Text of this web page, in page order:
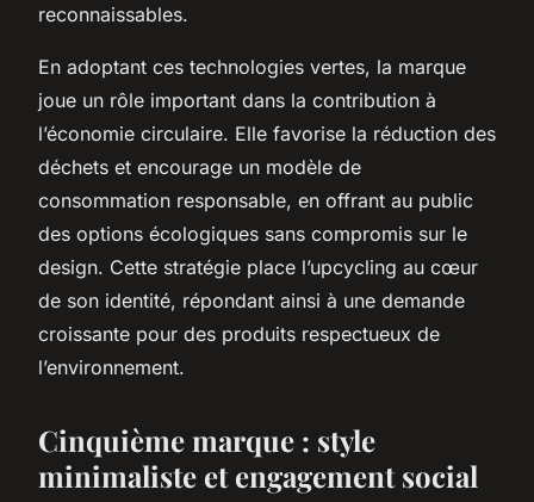
reconnaissables.
En adoptant ces technologies vertes, la marque
joue un rôle important dans la contribution à
l’économie circulaire. Elle favorise la réduction des
déchets et encourage un modèle de
consommation responsable, en offrant au public
des options écologiques sans compromis sur le
design. Cette stratégie place l’upcycling au cœur
de son identité, répondant ainsi à une demande
croissante pour des produits respectueux de
l’environnement.
Cinquième marque : style
minimaliste et engagement social